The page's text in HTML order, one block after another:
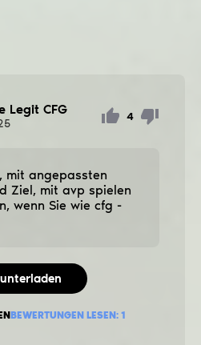
Legit CFG 4
mit angepassten
Ziel, mit avp spielen
wenn Sie wie cfg -
BEWERTUNGEN LESEN: 1